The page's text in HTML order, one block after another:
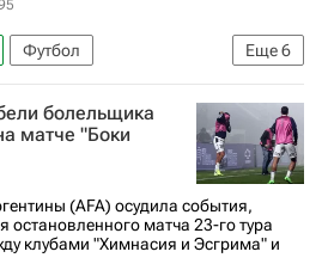
Еще6
Футбол
Трансферы
Оренбург
Лукас Вера
болельщика
матче "Боки
(AFA) осудила события,
матча 23-го тура
клубами "Химнасия и Эсгрима" и